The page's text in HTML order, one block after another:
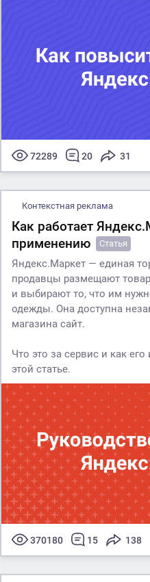
72289 20 31
Контекстная реклама
Как работает
применению
Статья
Яндекс.Маркет — единая
продавцы размещают
и выбирают то, что им
одежды. Она доступна
магазина сайт.
Что это за сервис и как
этой статье.
370180 15 138